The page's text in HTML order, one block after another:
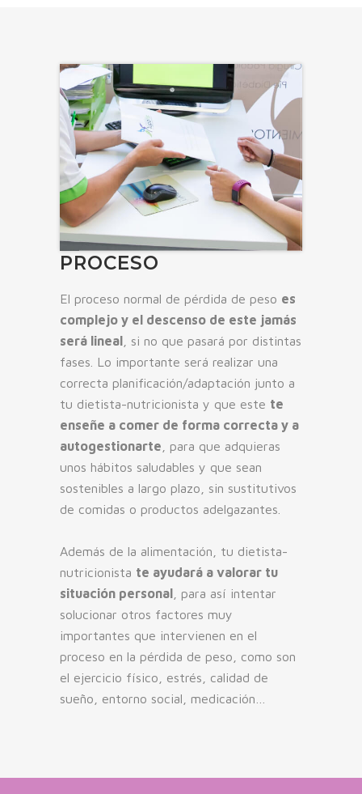
PROCESO
El proceso normal de pérdida de peso es
complejo y el descenso de este jamás
será lineal , si no que pasará por distintas
fases. Lo importante será realizar una
correcta planificación/adaptación junto a
tu dietista-nutricionista y que este te
enseñe a comer de forma correcta y a
autogestionarte , para que adquieras
unos hábitos saludables y que sean
sostenibles a largo plazo, sin sustitutivos
de comidas o productos adelgazantes.
Además de la alimentación, tu dietista-
nutricionista te ayudará a valorar tu
situación personal , para así intentar
solucionar otros factores muy
importantes que intervienen en el
proceso en la pérdida de peso, como son
el ejercicio físico, estrés, calidad de
sueño, entorno social, medicación…